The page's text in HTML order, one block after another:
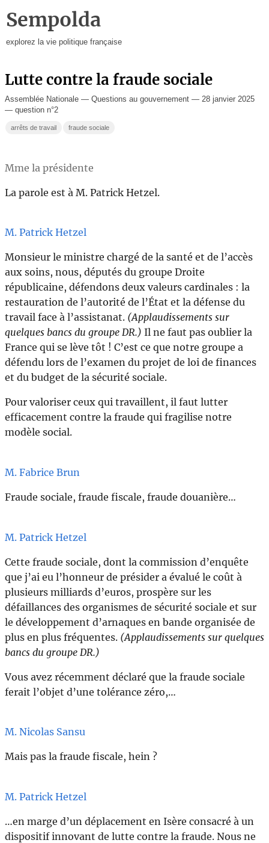
Sempolda
explorez la vie politique française
Lutte contre la fraude sociale
Assemblée Nationale — Questions au gouvernement — 28 janvier 2025
— question n°2
arrêts de travail fraude sociale
Mme la présidente
La parole est à M. Patrick Hetzel.
M. Patrick Hetzel
Monsieur le ministre chargé de la santé et de l’accès
aux soins, nous, députés du groupe Droite
républicaine, défendons deux valeurs cardinales : la
restauration de l’autorité de l’État et la défense du
travail face à l’assistanat. (Applaudissements sur
quelques bancs du groupe DR.) Il ne faut pas oublier la
France qui se lève tôt ! C’est ce que notre groupe a
défendu lors de l’examen du projet de loi de finances
et du budget de la sécurité sociale.
Pour valoriser ceux qui travaillent, il faut lutter
efficacement contre la fraude qui fragilise notre
modèle social.
M. Fabrice Brun
Fraude sociale, fraude fiscale, fraude douanière…
M. Patrick Hetzel
Cette fraude sociale, dont la commission d’enquête
que j’ai eu l’honneur de présider a évalué le coût à
plusieurs milliards d’euros, prospère sur les
défaillances des organismes de sécurité sociale et sur
le développement d’arnaques en bande organisée de
plus en plus fréquentes. (Applaudissements sur quelques
bancs du groupe DR.)
Vous avez récemment déclaré que la fraude sociale
ferait l’objet d’une tolérance zéro,…
M. Nicolas Sansu
Mais pas la fraude fiscale, hein ?
M. Patrick Hetzel
…en marge d’un déplacement en Isère consacré à un
dispositif innovant de lutte contre la fraude. Nous ne